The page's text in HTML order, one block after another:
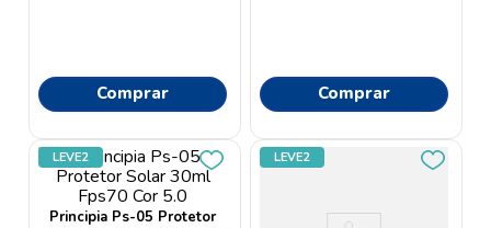
Comprar Comprar
LEVE2
Principia Ps-05 Protetor
LEVE2